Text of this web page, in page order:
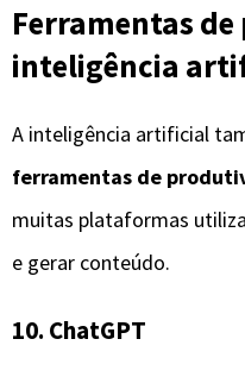
Ferramentas
inteligência
A inteligência artificial
ferramentas de
muitas plataformas
e gerar conteúdo.
10. ChatGPT